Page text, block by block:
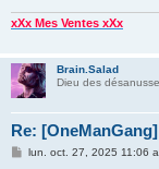
xXx Mes Ventes xXx
Brain.Salad
Dieu des
Re:
Mlun. oct. 27, 2025 11:06